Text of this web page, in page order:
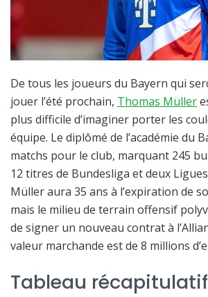
De tous les joueurs du Bayern qui
jouer l’été prochain, Thomas Müller
plus difficile d’imaginer porter les
équipe. Le diplômé de l’académie du
matchs pour le club, marquant 245
12 titres de Bundesliga et deux
Müller aura 35 ans à l’expiration de
mais le milieu de terrain offensif
de signer un nouveau contrat à
valeur marchande est de 8 millions
Tableau récapitulatif